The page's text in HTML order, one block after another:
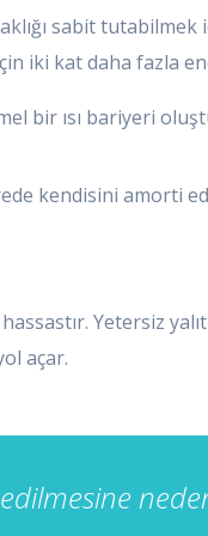
sabit tutabilmek
iki kat daha fazla
bir ısı bariyeri
kendisini amorti
Yetersiz
açar.